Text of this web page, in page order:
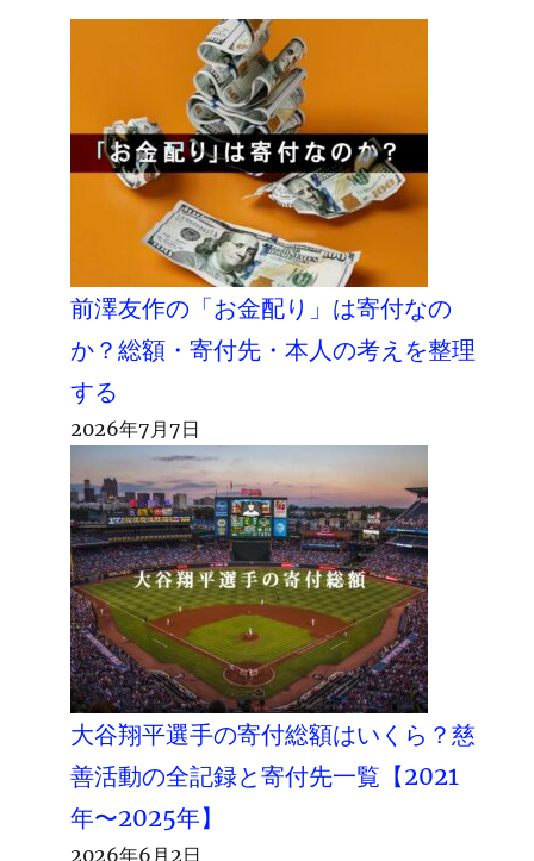
前澤友作の「お金配り」は寄付なの
か？総額・寄付先・本人の考えを整理
する
2026年7月7日
大谷翔平選手の寄付総額はいくら？慈
善活動の全記録と寄付先一覧【2021
年〜2025年】
2026年6月2日